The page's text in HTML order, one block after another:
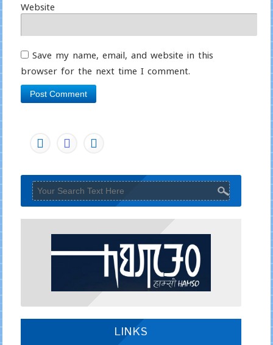
Website
Save my name, email, and website in this
browser for the next time I comment.
LINKS